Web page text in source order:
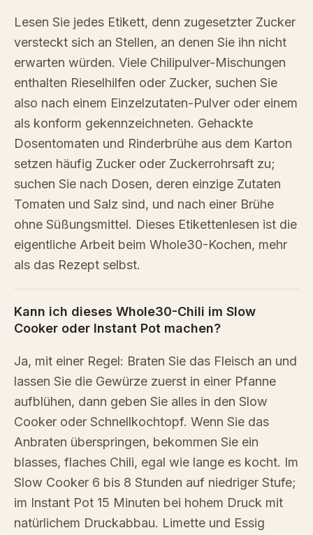
Lesen Sie jedes Etikett, denn zugesetzter Zucker
versteckt sich an Stellen, an denen Sie ihn nicht
erwarten würden. Viele Chilipulver-Mischungen
enthalten Rieselhilfen oder Zucker, suchen Sie
also nach einem Einzelzutaten-Pulver oder einem
als konform gekennzeichneten. Gehackte
Dosentomaten und Rinderbrühe aus dem Karton
setzen häufig Zucker oder Zuckerrohrsaft zu;
suchen Sie nach Dosen, deren einzige Zutaten
Tomaten und Salz sind, und nach einer Brühe
ohne Süßungsmittel. Dieses Etikettenlesen ist die
eigentliche Arbeit beim Whole30-Kochen, mehr
als das Rezept selbst.
Kann ich dieses Whole30-Chili im Slow
Cooker oder Instant Pot machen?
Ja, mit einer Regel: Braten Sie das Fleisch an und
lassen Sie die Gewürze zuerst in einer Pfanne
aufblühen, dann geben Sie alles in den Slow
Cooker oder Schnellkochtopf. Wenn Sie das
Anbraten überspringen, bekommen Sie ein
blasses, flaches Chili, egal wie lange es kocht. Im
Slow Cooker 6 bis 8 Stunden auf niedriger Stufe;
im Instant Pot 15 Minuten bei hohem Druck mit
natürlichem Druckabbau. Limette und Essig